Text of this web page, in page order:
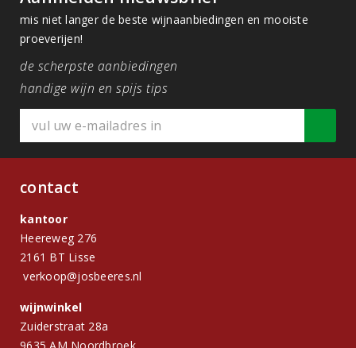
mis niet langer de beste wijnaanbiedingen en mooiste
proeverijen!
de scherpste aanbiedingen
handige wijn en spijs tips
contact
kantoor
Heereweg 276
2161 BT Lisse
verkoop@josbeeres.nl
wijnwinkel
Zuiderstraat 28a